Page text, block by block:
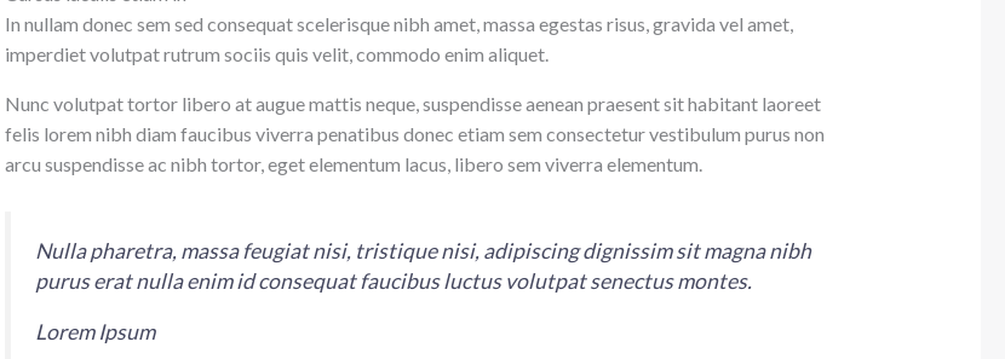
In nullam donec sem sed consequat scelerisque nibh amet, massa egestas risus, gravida vel amet,
imperdiet volutpat rutrum sociis quis velit, commodo enim aliquet.
Nunc volutpat tortor libero at augue mattis neque, suspendisse aenean praesent sit habitant laoreet
felis lorem nibh diam faucibus viverra penatibus donec etiam sem consectetur vestibulum purus non
arcu suspendisse ac nibh tortor, eget elementum lacus, libero sem viverra elementum.
Nulla pharetra, massa feugiat nisi, tristique nisi, adipiscing dignissim sit magna nibh
purus erat nulla enim id consequat faucibus luctus volutpat senectus montes.
Lorem Ipsum